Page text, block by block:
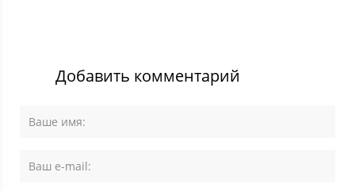
Добавить комментарий